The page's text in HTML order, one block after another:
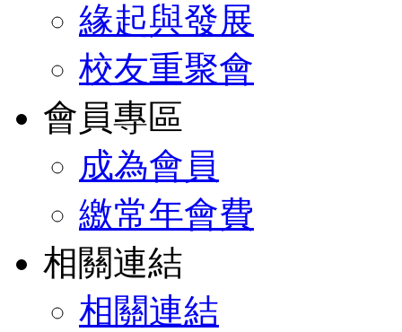
緣起與發展
校友重聚會
會員專區
成為會員
繳常年會費
相關連結
相關連結